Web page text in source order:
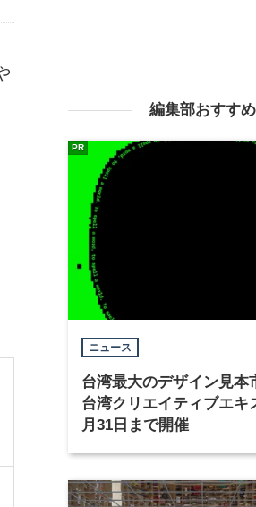
編集部おすすめ
ニュース
台湾最大のデザイン見本
台湾クリエイティブエキ
月31日まで開催
PR